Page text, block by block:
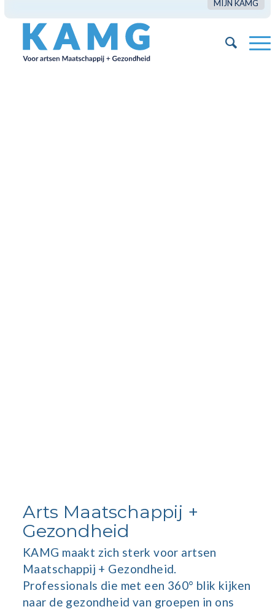
MIJN KAMG
Arts Maatschappij +
Gezondheid
KAMG maakt zich sterk voor artsen
Maatschappij + Gezondheid.
Professionals die met een 360° blik kijken
naar de gezondheid van groepen in ons